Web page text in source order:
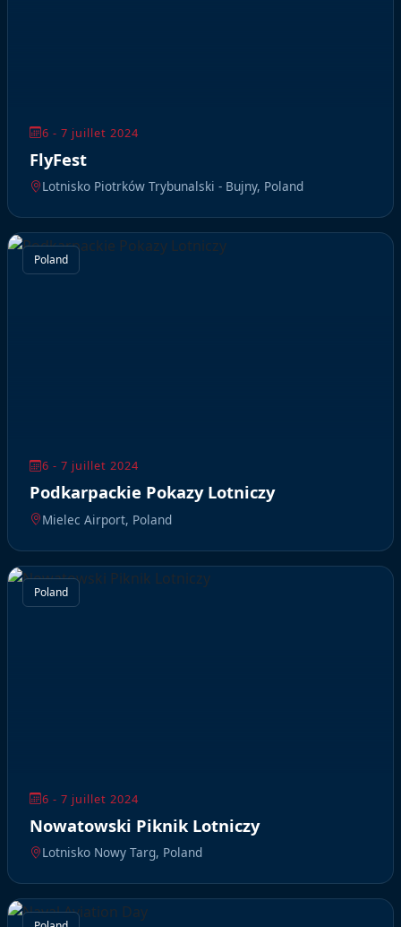
6 - 7 juillet 2024
FlyFest
Lotnisko Piotrków Trybunalski - Bujny, Poland
Poland
6 - 7 juillet 2024
Podkarpackie Pokazy Lotniczy
Mielec Airport, Poland
Poland
6 - 7 juillet 2024
Nowatowski Piknik Lotniczy
Lotnisko Nowy Targ, Poland